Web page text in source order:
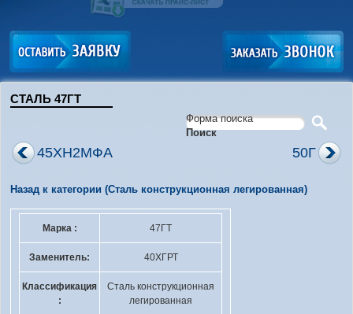
СТАЛЬ 47ГТ
Форма поиска
Поиск
45ХН2МФА 50Г
Назад к категории (Сталь конструкционная легированная)
Марка : 47ГТ
Заменитель: 40ХГРТ
Классификация
:
Сталь конструкционная
легированная